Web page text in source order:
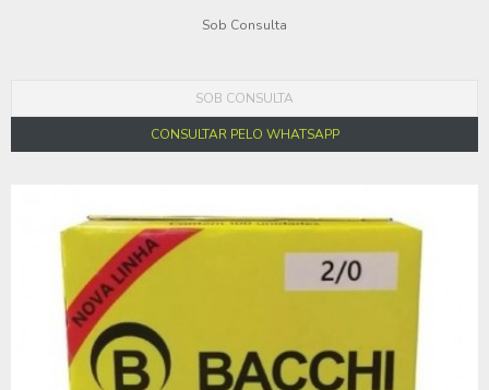
Sob Consulta
SOB CONSULTA
CONSULTAR PELO WHATSAPP